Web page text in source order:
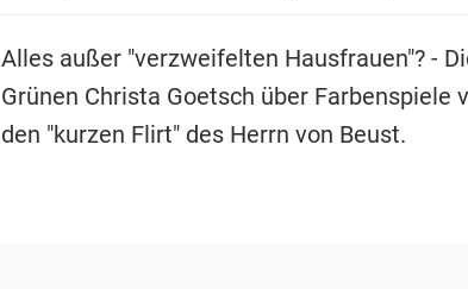
Alles außer "verzweifelten Hausfrauen"? -
Grünen Christa Goetsch über Farbenspiele
den "kurzen Flirt" des Herrn von Beust.